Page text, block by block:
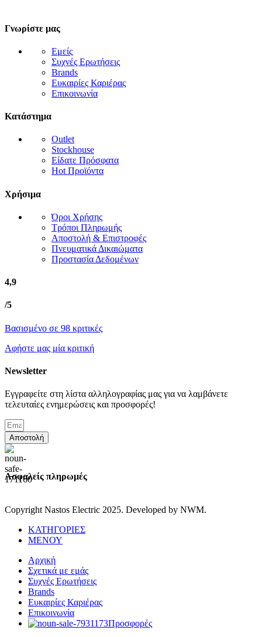
Γνωρίστε μας
Εμείς
Συχνές Ερωτήσεις
Brands
Ευκαιρίες Καριέρας
Επικοινωνία
Κατάστημα
Outlet
Stockhouse
Είδατε Πρόσφατα
Hot Προϊόντα
Χρήσιμα
Όροι Χρήσης
Τρόποι Πληρωμής
Αποστολή & Επιστροφές
Πνευματικά Δικαιώματα
Προστασία Δεδομένων
4,9
/5
Βασισμένο σε 98 κριτικές
Αφήστε μας μία κριτική
Newsletter
Εγγραφείτε στη λίστα αλληλογραφίας μας για να λαμβάνετε
τελευταίες ενημερώσεις και προσφορές!
Αποστολή
Ασφαλείς πληρωμές
Copyright Nastos Electric 2025. Developed by NWM.
ΚΑΤΗΓΟΡΙΕΣ
ΜΕΝΟΥ
Αρχική
Σχετικά με εμάς
Συχνές Ερωτήσεις
Brands
Ευκαιρίες Καριέρας
Επικοινωνία
Προσφορές